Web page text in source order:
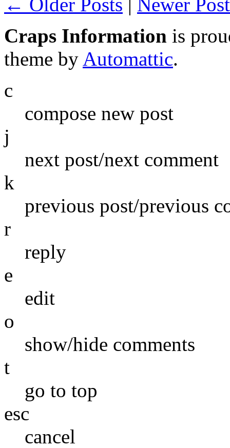
Craps Information is
theme by Automattic.
c
compose new post
j
next post/next comment
k
previous post/previous
r
reply
e
edit
o
show/hide comments
t
go to top
esc
cancel